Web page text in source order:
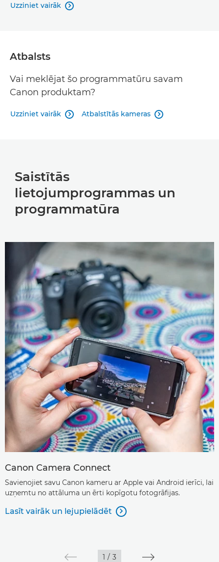
Uzziniet vairāk 
Atbalsts
Vai meklējat šo programmatūru savam
Canon produktam?
Uzziniet vairāk  Atbalstītās kameras 
Saistītās
lietojumprogrammas un
programmatūra
Canon Camera Connect
Savienojiet savu Canon kameru ar Apple vai Android ierīci, lai
uzņemtu no attāluma un ērti kopīgotu fotogrāfijas.
Lasīt vairāk un lejupielādēt 
1 / 3